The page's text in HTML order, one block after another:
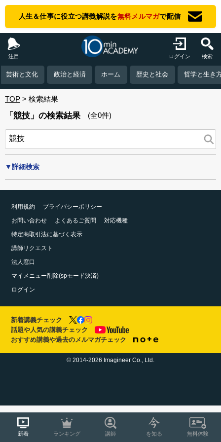
人生＆仕事に役立つ講義解説を無料メルマガで配信
注目 ログイン 検索
芸術と文化 政治と経済 ホーム 歴史と社会 哲学と生き
TOP 検索結果
「競技」の検索結果 (全0件)
▼詳細検索
利用規約
プライバシーポリシー
お問い合わせ
よくあるご質問
対応機種
特定商取引法に基づく表示
講師リクエスト
法人窓口
マイメニュー削除(spモード決済)
ログイン
新着講義チェック
話題や人気の講義チェック
おすすめ講義や過去のメルマガチェック
© 2014-2026 Imagineer Co., Ltd.
新着 ランキング 講師 を知る 無料体験